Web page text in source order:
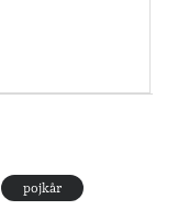
dagar
pojkår